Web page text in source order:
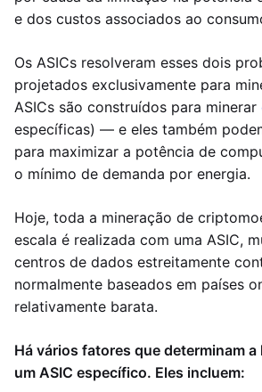
e dos custos associados ao
Os ASICs resolveram esses dois
projetados exclusivamente para
ASICs são construídos para minerar
específicas) — e eles também
para maximizar a potência de
o mínimo de demanda por energia.
Hoje, toda a mineração de
escala é realizada com uma ASIC,
centros de dados estreitamente
normalmente baseados em países
relativamente barata.
Há vários fatores que determinam
um ASIC específico. Eles incluem: